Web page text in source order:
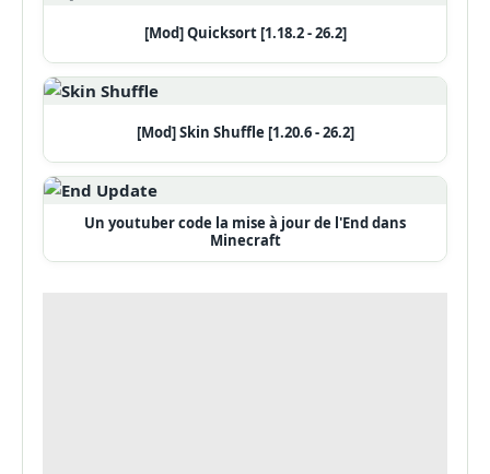
[Mod] Quicksort [1.18.2 - 26.2]
[Mod] Skin Shuffle [1.20.6 - 26.2]
Un youtuber code la mise à jour de l'End dans
Minecraft